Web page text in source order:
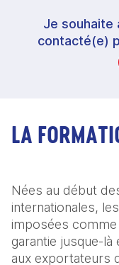
Je souhaite
contacté(e)
LA
Nées au début
internationales,
imposées
garantie jusque-là
aux exportateurs